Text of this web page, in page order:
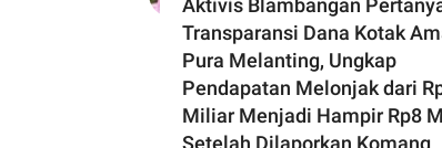
Aktivis Blambangan
Transparansi Dana Kotak
Pura Melanting, Ungkap
Pendapatan Melonjak dari
Miliar Menjadi Hampir Rp8